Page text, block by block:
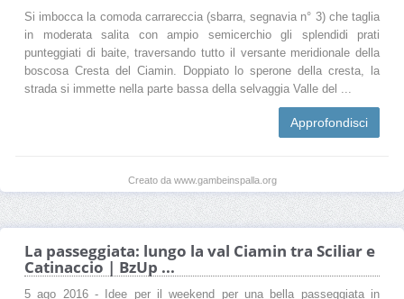
Si imbocca la comoda carrareccia (sbarra, segnavia n° 3) che taglia
in moderata salita con ampio semicerchio gli splendidi prati
punteggiati di baite, traversando tutto il versante meridionale della
boscosa Cresta del Ciamin. Doppiato lo sperone della cresta, la
strada si immette nella parte bassa della selvaggia Valle del ...
Approfondisci
Creato da www.gambeinspalla.org
La passeggiata: lungo la val Ciamin tra Sciliar e
Catinaccio | BzUp ...
5 ago 2016 - Idee per il weekend per una bella passeggiata in